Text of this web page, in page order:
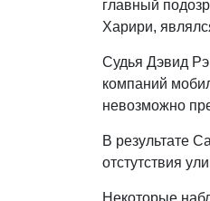
главный
Харири,
Судья Дэвид
компаний
невозможно
В результате
отстутствия